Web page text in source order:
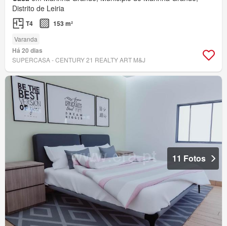
Distrito de Leiria
T4 153 m²
Varanda
Há 20 dias
SUPERCASA - CENTURY 21 REALTY ART M&J
11 Fotos